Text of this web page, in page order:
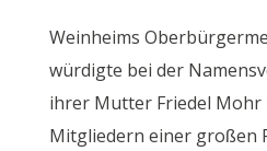
Weinheims
würdigte bei der
ihrer Mutter Friedel Mohr
Mitgliedern einer großen